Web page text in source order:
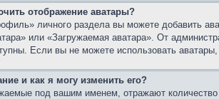
отображение аватары?
личного раздела вы можете добавить
или «Загружаемая аватара». От
Если вы не можете использовать
и как я могу изменить его?
под вашим именем, отражают